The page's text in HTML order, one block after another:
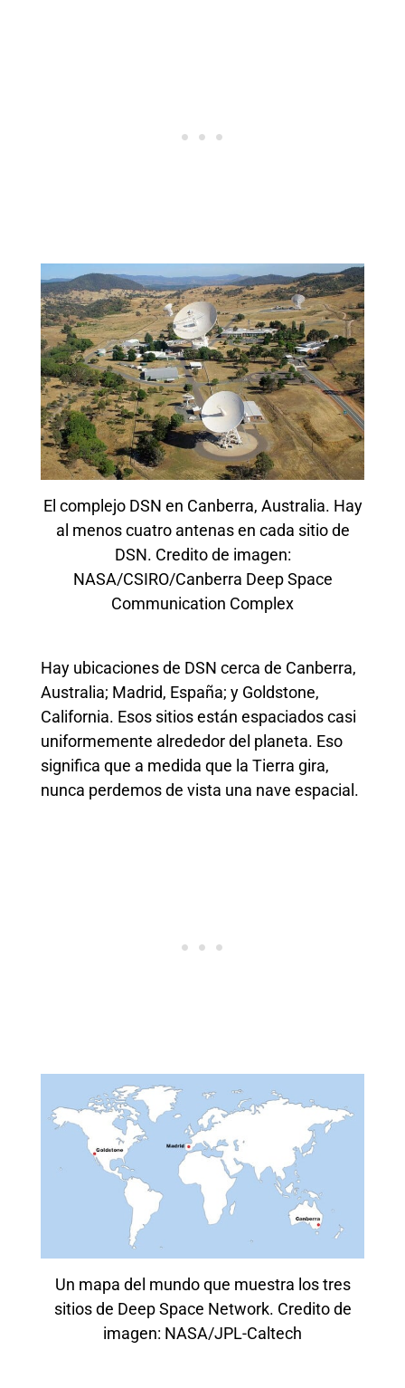
El complejo DSN en Canberra, Australia. Hay
al menos cuatro antenas en cada sitio de
DSN. Credito de imagen:
NASA/CSIRO/Canberra Deep Space
Communication Complex
Hay ubicaciones de DSN cerca de Canberra,
Australia; Madrid, España; y Goldstone,
California. Esos sitios están espaciados casi
uniformemente alrededor del planeta. Eso
significa que a medida que la Tierra gira,
nunca perdemos de vista una nave espacial.
Un mapa del mundo que muestra los tres
sitios de Deep Space Network. Credito de
imagen: NASA/JPL-Caltech